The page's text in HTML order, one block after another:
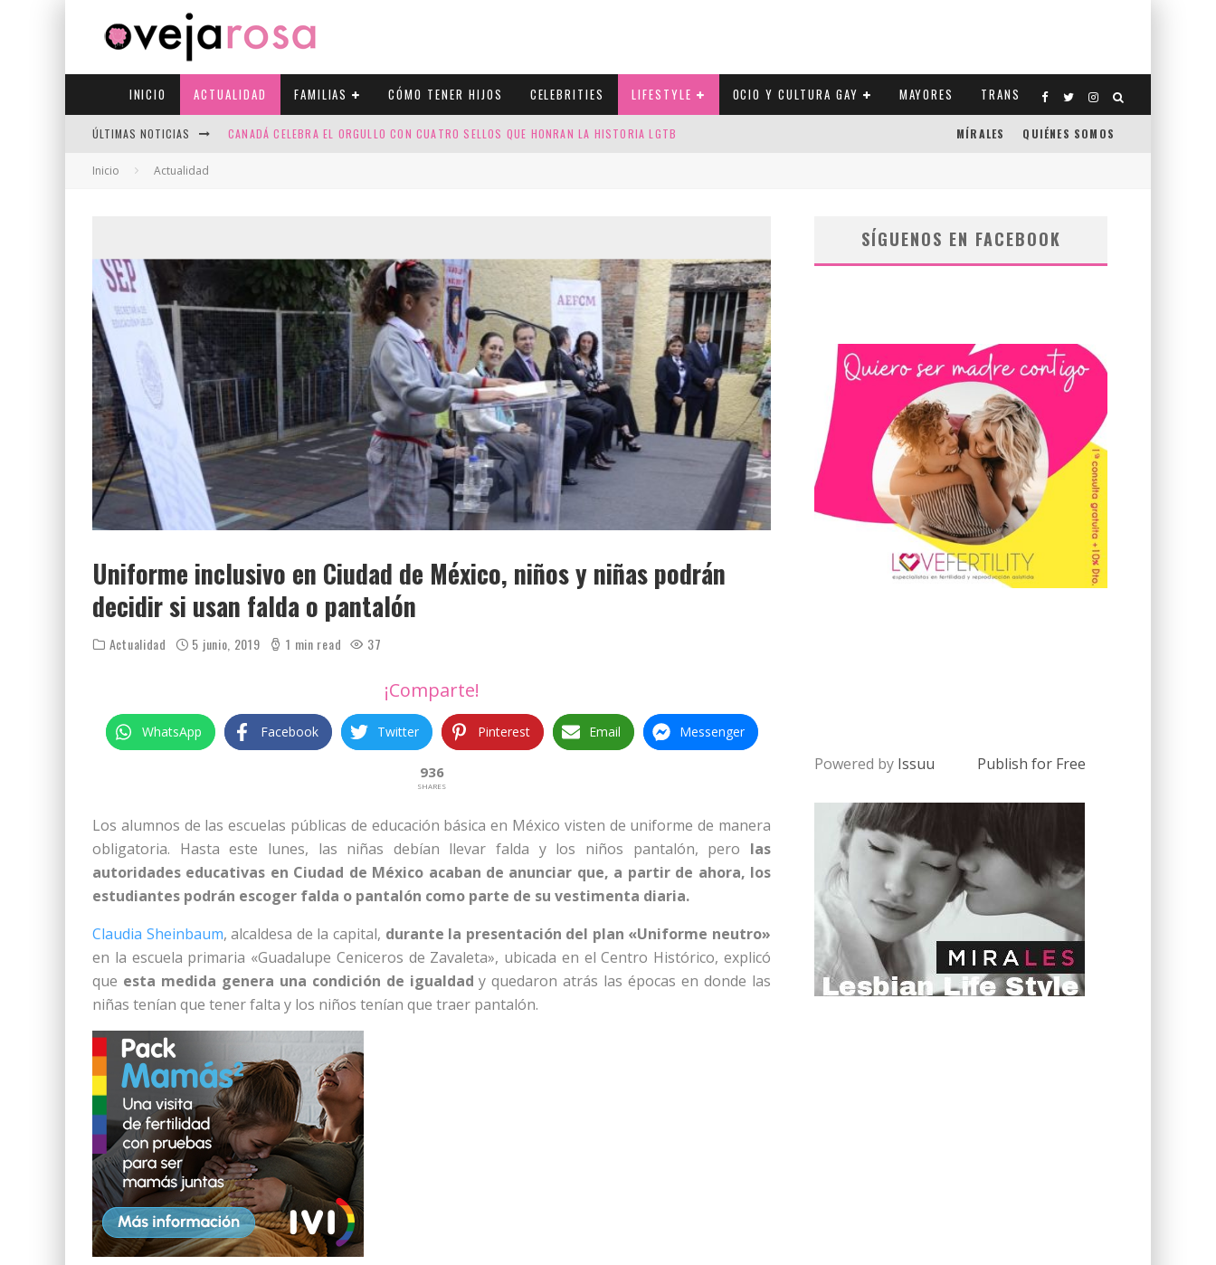
INICIO ACTUALIDAD FAMILIAS CÓMO TENER HIJOS CELEBRITIES LIFESTYLE OCIO Y CULTURA GAY MAYORES TRANS
ÚLTIMAS NOTICIAS CANADÁ CELEBRA EL ORGULLO CON CUATRO SELLOS QUE HONRAN LA HISTORIA LGTB MÍRALES QUIÉNES SOMOS
Inicio Actualidad
Uniforme inclusivo en Ciudad de México, niños y niñas podrán
decidir si usan falda o pantalón
Actualidad 5 junio, 2019 1 min read 37
¡Comparte!
WhatsApp Facebook Twitter Pinterest Email Messenger
936
SHARES
Los alumnos de las escuelas públicas de educación básica en México visten de uniforme de manera
obligatoria. Hasta este lunes, las niñas debían llevar falda y los niños pantalón, pero las
autoridades educativas en Ciudad de México acaban de anunciar que, a partir de ahora, los
estudiantes podrán escoger falda o pantalón como parte de su vestimenta diaria.
Claudia Sheinbaum, alcaldesa de la capital, durante la presentación del plan «Uniforme neutro»
en la escuela primaria «Guadalupe Ceniceros de Zavaleta», ubicada en el Centro Histórico, explicó
que esta medida genera una condición de igualdad y quedaron atrás las épocas en donde las
niñas tenían que tener falta y los niños tenían que traer pantalón.
SÍGUENOS EN FACEBOOK
Powered by Issuu Publish for Free